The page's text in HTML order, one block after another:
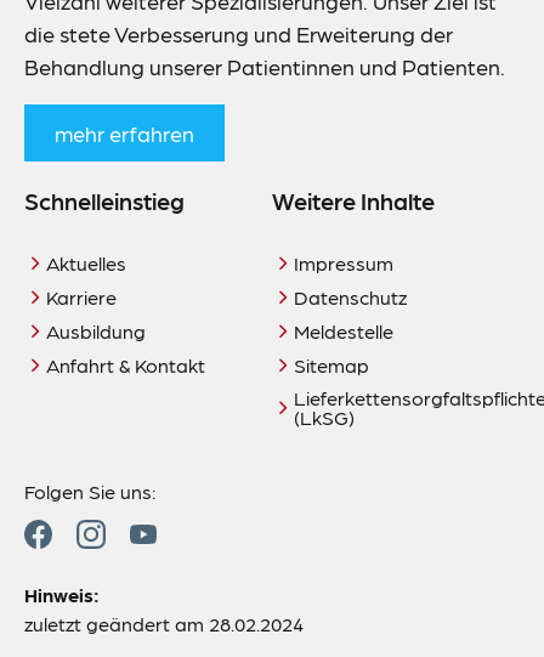
die stete Verbesserung und Erweiterung der
Behandlung unserer Patientinnen und Patienten.
mehr erfahren
Schnelleinstieg
Aktuelles
Karriere
Ausbildung
Anfahrt & Kontakt
Weitere Inhalte
Impressum
Datenschutz
Meldestelle
Sitemap
(LkSG)
Folgen Sie uns:
Hinweis:
zuletzt geändert am 28.02.2024